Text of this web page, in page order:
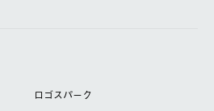
ロゴスパーク